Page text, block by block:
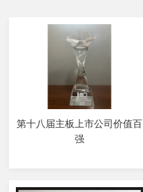
第十八届主板上市公司价值百
强